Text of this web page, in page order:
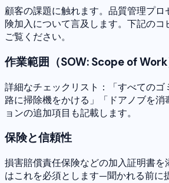
顧客の課題に触れます。品質管理プ
険加入について言及します。下記のコ
ご覧ください。
作業範囲（SOW: Scope of Work
詳細なチェックリスト：「すべてのゴ
路に掃除機をかける」「ドアノブを消
ョンの追加項目も記載します。
保険と信頼性
損害賠償責任保険などの加入証明書を
はこれを必須とします—聞かれる前に